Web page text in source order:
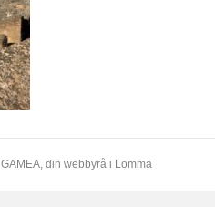
GAMEA, din webbyrå i Lomma